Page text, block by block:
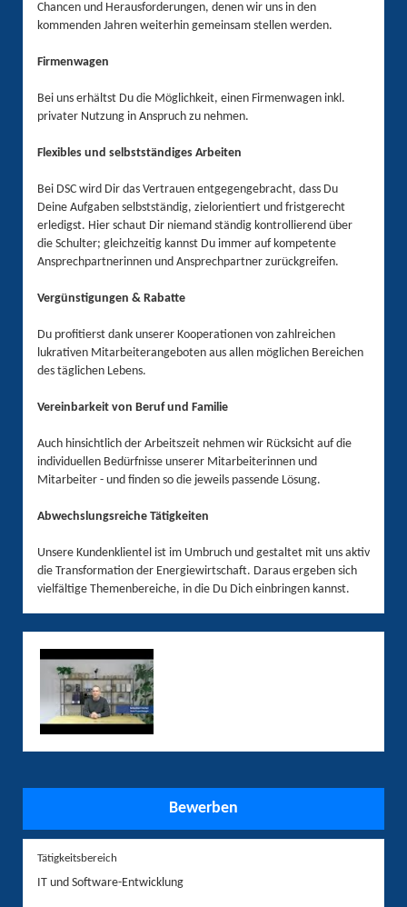
Chancen und Herausforderungen, denen wir uns in den
kommenden Jahren weiterhin gemeinsam stellen werden.
Firmenwagen
Bei uns erhältst Du die Möglichkeit, einen Firmenwagen inkl.
privater Nutzung in Anspruch zu nehmen.
Flexibles und selbstständiges Arbeiten
Bei DSC wird Dir das Vertrauen entgegengebracht, dass Du
Deine Aufgaben selbstständig, zielorientiert und fristgerecht
erledigst. Hier schaut Dir niemand ständig kontrollierend über
die Schulter; gleichzeitig kannst Du immer auf kompetente
Ansprechpartnerinnen und Ansprechpartner zurückgreifen.
Vergünstigungen & Rabatte
Du profitierst dank unserer Kooperationen von zahlreichen
lukrativen Mitarbeiterangeboten aus allen möglichen Bereichen
des täglichen Lebens.
Vereinbarkeit von Beruf und Familie
Auch hinsichtlich der Arbeitszeit nehmen wir Rücksicht auf die
individuellen Bedürfnisse unserer Mitarbeiterinnen und
Mitarbeiter - und finden so die jeweils passende Lösung.
Abwechslungsreiche Tätigkeiten
Unsere Kundenklientel ist im Umbruch und gestaltet mit uns aktiv
die Transformation der Energiewirtschaft. Daraus ergeben sich
vielfältige Themenbereiche, in die Du Dich einbringen kannst.
Bewerben
Tätigkeitsbereich
IT und Software-Entwicklung